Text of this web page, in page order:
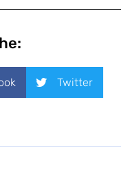
Twitter